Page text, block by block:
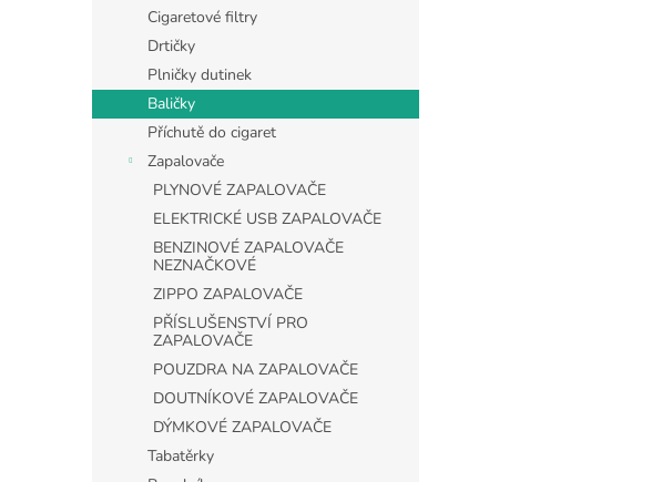
Cigaretové filtry
Drtičky
Plničky dutinek
Baličky
Příchutě do cigaret
Zapalovače
PLYNOVÉ ZAPALOVAČE
ELEKTRICKÉ USB ZAPALOVAČE
BENZINOVÉ ZAPALOVAČE
NEZNAČKOVÉ
ZIPPO ZAPALOVAČE
PŘÍSLUŠENSTVÍ PRO
ZAPALOVAČE
POUZDRA NA ZAPALOVAČE
DOUTNÍKOVÉ ZAPALOVAČE
DÝMKOVÉ ZAPALOVAČE
Tabatěrky